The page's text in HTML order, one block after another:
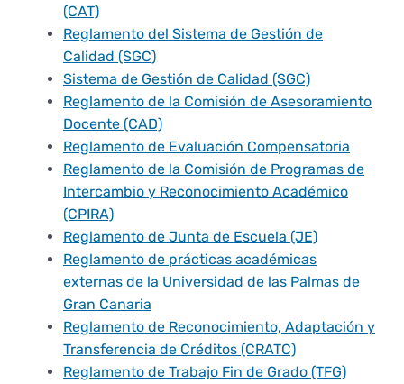
Representantes
(CAT)
Reglamento del Sistema de Gestión de
Calidad (SGC)
Sistema de Gestión de Calidad (SGC)
Reglamento de la Comisión de Asesoramiento
Docente (CAD)
Reglamento de Evaluación Compensatoria
Reglamento de la Comisión de Programas de
Intercambio y Reconocimiento Académico
(CPIRA)
Reglamento de Junta de Escuela (JE)
Reglamento de prácticas académicas
externas de la Universidad de las Palmas de
Gran Canaria
Reglamento de Reconocimiento, Adaptación y
Transferencia de Créditos (CRATC)
Reglamento de Trabajo Fin de Grado (TFG)